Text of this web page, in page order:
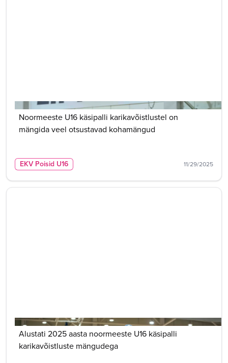
Noormeeste U16 käsipalli karikavõistlustel on
mängida veel otsustavad kohamängud
EKV Poisid U16 11/29/2025
Alustati 2025 aasta noormeeste U16 käsipalli
karikavõistluste mängudega